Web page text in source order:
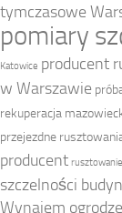
tymczasowe
pomiary
Katowice producent
w Warszawie
rekuperacja
przejezdne
producent
szczelności
Wynajem